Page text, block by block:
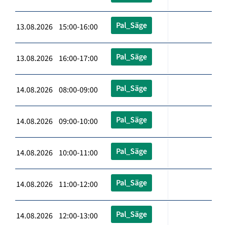
13.08.2026 15:00-16:00 Pal_Säge
13.08.2026 16:00-17:00 Pal_Säge
14.08.2026 08:00-09:00 Pal_Säge
14.08.2026 09:00-10:00 Pal_Säge
14.08.2026 10:00-11:00 Pal_Säge
14.08.2026 11:00-12:00 Pal_Säge
14.08.2026 12:00-13:00 Pal_Säge